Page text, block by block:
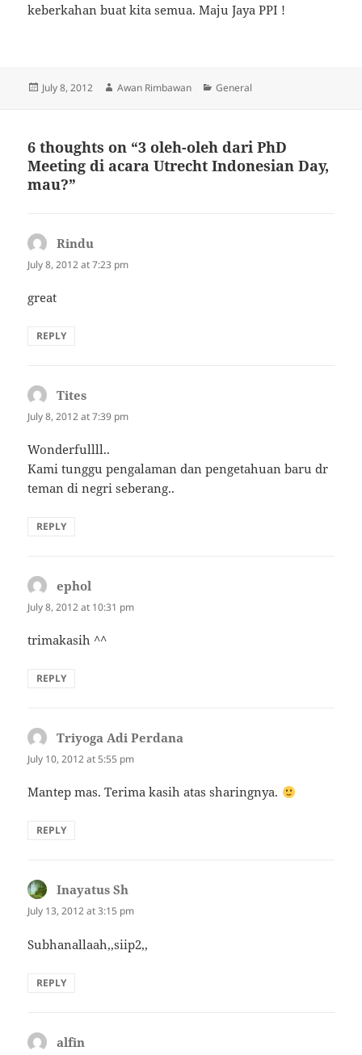
keberkahan buat kita semua. Maju Jaya PPI !
Posted
July 8, 2012 Author
Awan Rimbawan Categories
General
6 thoughts on “3 oleh-oleh dari PhD
Meeting di acara Utrecht Indonesian Day,
mau?”
Rindu
July 8, 2012 at 7:23 pm
great
REPLY
Tites
July 8, 2012 at 7:39 pm
Wonderfullll..
Kami tunggu pengalaman dan pengetahuan baru dr
teman di negri seberang..
REPLY
ephol
July 8, 2012 at 10:31 pm
trimakasih ^^
REPLY
Triyoga Adi Perdana
July 10, 2012 at 5:55 pm
Mantep mas. Terima kasih atas sharingnya.
REPLY
Inayatus Sh
July 13, 2012 at 3:15 pm
Subhanallaah,,siip2,,
REPLY
alfin